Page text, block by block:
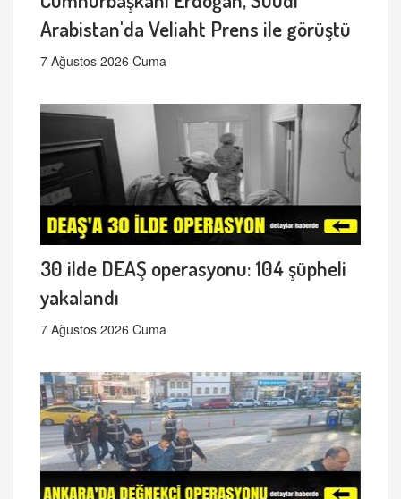
Arabistan'da Veliaht Prens ile görüştü
7 Ağustos 2026 Cuma
30 ilde DEAŞ operasyonu: 104 şüpheli
yakalandı
7 Ağustos 2026 Cuma